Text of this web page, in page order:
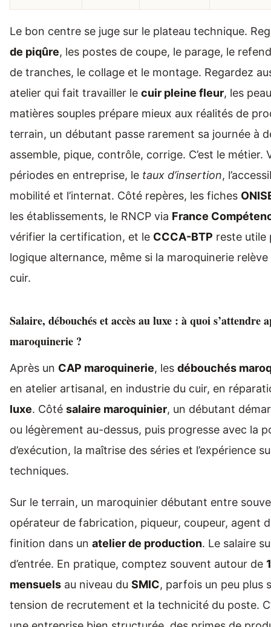
Le bon centre se juge sur le plateau technique.
de piqûre, les postes de coupe, le parage, le
de tranches, le collage et le montage. Regardez
atelier qui fait travailler le cuir pleine fleur, les
matières souples prépare mieux aux réalités de
terrain, un débutant passe rarement sa journée à
assemble, pique, contrôle, corrige. C’est le métier.
périodes en entreprise, le taux d’insertion,
mobilité et l’internat. Côté repères, les fiches
les établissements, le RNCP via France
vérifier la certification, et le CCCA-BTP reste utile
logique alternance, même si la maroquinerie relève
cuir.
Salaire, débouchés et accès au luxe : à quoi s’attendre
maroquinerie ?
Après un CAP maroquinerie, les débouchés
en atelier artisanal, en industrie du cuir, en
luxe. Côté salaire maroquinier, un débutant
ou légèrement au-dessus, puis progresse avec la
d’exécution, la maîtrise des séries et l’expérience
techniques.
Sur le terrain, un maroquinier débutant entre
opérateur de fabrication, piqueur, coupeur, agent
finition dans un atelier de production. Le salaire
d’entrée. En pratique, comptez souvent autour de
mensuels au niveau du SMIC, parfois un peu plus
tension de recrutement et la technicité du poste.